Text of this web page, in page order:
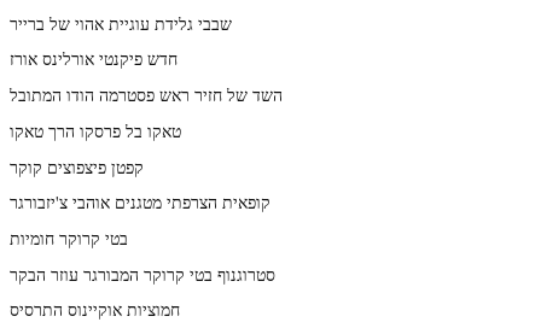
שבבי גלידת עוגיית אהוי של ברייר
חדש פיקנטי אורלינס אורז
השד של חזיר ראש פסטרמה הודו המתובל
טאקו בל פרסקו הרך טאקו
קפטן פיצפוצים קוקר
קופאית הצרפתי מטגנים אוהבי צ'יזבורגר
בטי קרוקר חומיות
סטרוגנוף בטי קרוקר המבורגר עוזר הבקר
חמוציות אוקיינוס התרסיס